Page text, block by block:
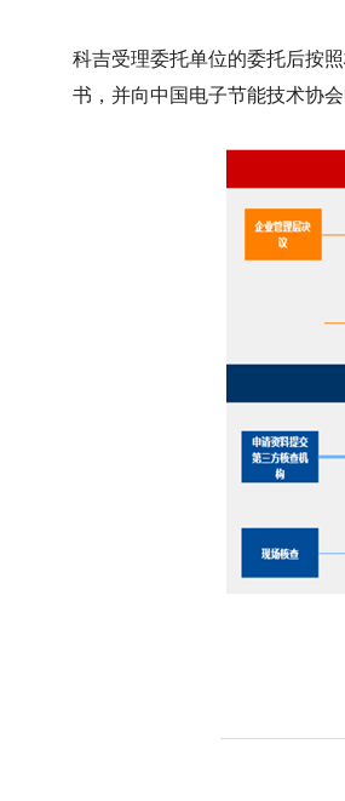
科吉受理委托单位的委托后按
书，并向中国电子节能技术协